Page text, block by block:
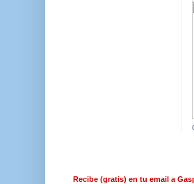
Recibe (gratis) en tu email a